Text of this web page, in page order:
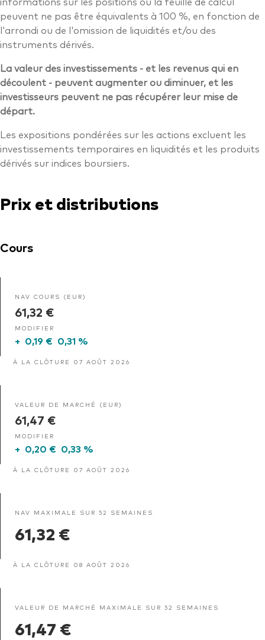
peuvent ne pas être équivalents à 100 %, en fonction de
l'arrondi ou de l'omission de liquidités et/ou des
instruments dérivés.
La valeur des investissements - et les revenus qui en
découlent - peuvent augmenter ou diminuer, et les
investisseurs peuvent ne pas récupérer leur mise de
départ.
Les expositions pondérées sur les actions excluent les
investissements temporaires en liquidités et les produits
dérivés sur indices boursiers.
Prix et distributions
Cours
NAV COURS (EUR)
61,32 €
MODIFIER
+ 0,19 € 0,31 %
À LA CLÔTURE 07 AOÛT 2026
VALEUR DE MARCHÉ (EUR)
61,47 €
MODIFIER
+ 0,20 € 0,33 %
À LA CLÔTURE 07 AOÛT 2026
NAV MAXIMALE SUR 52 SEMAINES
61,32 €
À LA CLÔTURE 08 AOÛT 2026
VALEUR DE MARCHÉ MAXIMALE SUR 52 SEMAINES
61,47 €